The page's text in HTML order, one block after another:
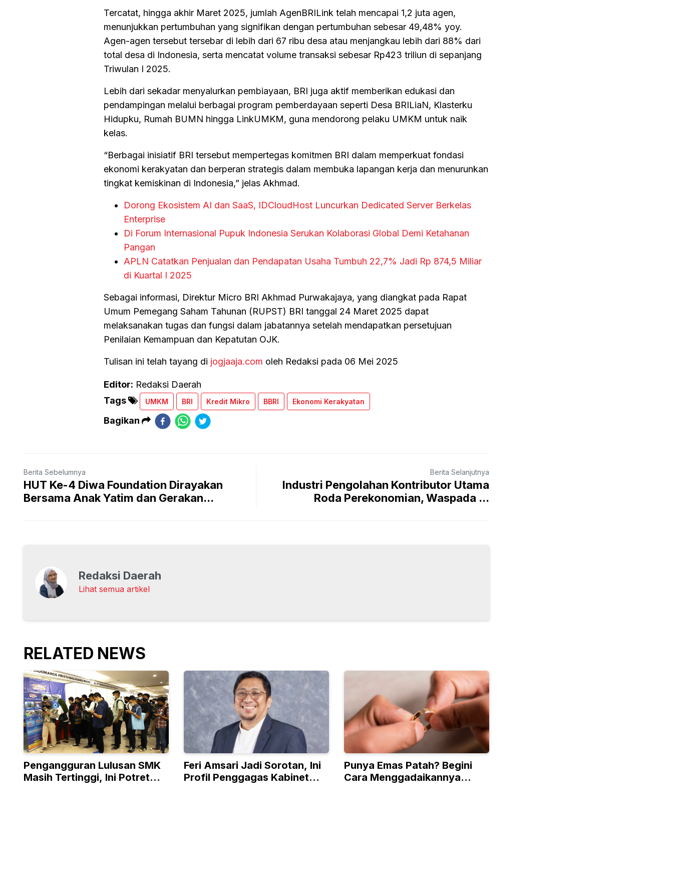
Tercatat, hingga akhir Maret 2025, jumlah AgenBRILink telah mencapai 1,2 juta agen,
menunjukkan pertumbuhan yang signifikan dengan pertumbuhan sebesar 49,48% yoy.
Agen-agen tersebut tersebar di lebih dari 67 ribu desa atau menjangkau lebih dari 88% dari
total desa di Indonesia, serta mencatat volume transaksi sebesar Rp423 triliun di sepanjang
Triwulan I 2025.
Lebih dari sekadar menyalurkan pembiayaan, BRI juga aktif memberikan edukasi dan
pendampingan melalui berbagai program pemberdayaan seperti Desa BRILiaN, Klasterku
Hidupku, Rumah BUMN hingga LinkUMKM, guna mendorong pelaku UMKM untuk naik
kelas.
“Berbagai inisiatif BRI tersebut mempertegas komitmen BRI dalam memperkuat fondasi
ekonomi kerakyatan dan berperan strategis dalam membuka lapangan kerja dan menurunkan
tingkat kemiskinan di Indonesia,” jelas Akhmad.
Dorong Ekosistem AI dan SaaS, IDCloudHost Luncurkan Dedicated Server Berkelas
Enterprise
Di Forum Internasional Pupuk Indonesia Serukan Kolaborasi Global Demi Ketahanan
Pangan
APLN Catatkan Penjualan dan Pendapatan Usaha Tumbuh 22,7% Jadi Rp 874,5 Miliar
di Kuartal I 2025
Sebagai informasi, Direktur Micro BRI Akhmad Purwakajaya, yang diangkat pada Rapat
Umum Pemegang Saham Tahunan (RUPST) BRI tanggal 24 Maret 2025 dapat
melaksanakan tugas dan fungsi dalam jabatannya setelah mendapatkan persetujuan
Penilaian Kemampuan dan Kepatutan OJK.
Tulisan ini telah tayang di jogjaaja.com oleh Redaksi pada 06 Mei 2025
Editor: Redaksi Daerah
Tags
UMKM BRI Kredit Mikro BBRI Ekonomi Kerakyatan
Bagikan
Berita Sebelumnya
HUT Ke-4 Diwa Foundation Dirayakan
Bersama Anak Yatim dan Gerakan...
Berita Selanjutnya
Industri Pengolahan Kontributor Utama
Roda Perekonomian, Waspada ...
Redaksi Daerah
Lihat semua artikel
RELATED NEWS
Pengangguran Lulusan SMK
Masih Tertinggi, Ini Potret
Feri Amsari Jadi Sorotan, Ini
Profil Penggagas Kabinet
Punya Emas Patah? Begini
Cara Menggadaikannya